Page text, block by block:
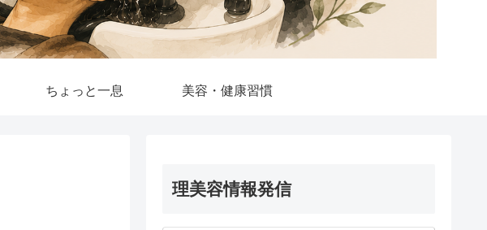
ちょっと一息 美容・健康習慣
理美容情報発信